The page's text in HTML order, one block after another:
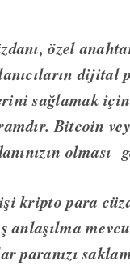
özel
sağlamak
Bitcoin
olması
kripto para
anlaşılma
paranızı